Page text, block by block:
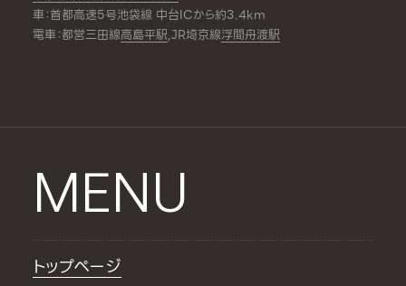
車：首都高速5号池袋線 中台ICから約3.4km
電車：都営三田線高島平駅,JR埼京線浮間舟渡駅
MENU
トップページ